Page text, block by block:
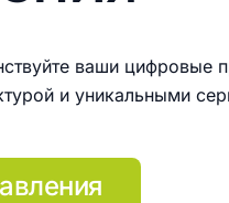
ваши цифровые
и уникальными